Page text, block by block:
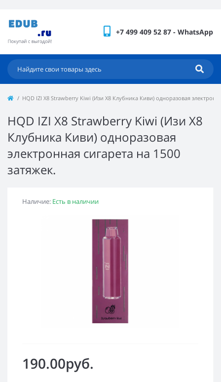
+7 499 409 52 87 - WhatsApp
HQD IZI X8 Strawberry Kiwi (Изи Х8 Клубника Киви) одноразовая
HQD IZI X8 Strawberry Kiwi (Изи Х8
Клубника Киви) одноразовая
электронная сигарета на 1500
затяжек.
Наличие: Есть в наличии
190.00руб.